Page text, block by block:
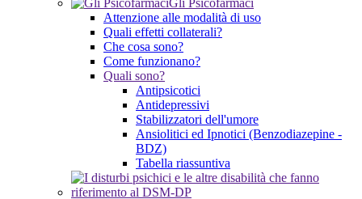
Gli Psicofarmaci
Attenzione alle modalità di uso
Quali effetti collaterali?
Che cosa sono?
Come funzionano?
Quali sono?
Antipsicotici
Antidepressivi
Stabilizzatori dell'umore
Ansiolitici ed Ipnotici (Benzodiazepine -
BDZ)
Tabella riassuntiva